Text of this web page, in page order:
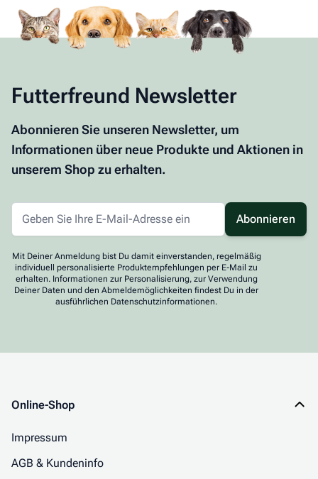
Futterfreund Newsletter
Abonnieren Sie unseren Newsletter, um
Informationen über neue Produkte und Aktionen in
unserem Shop zu erhalten.
Abonnieren
Mit Deiner Anmeldung bist Du damit einverstanden, regelmäßig
individuell personalisierte Produktempfehlungen per E-Mail zu
erhalten. Informationen zur Personalisierung, zur Verwendung
Deiner Daten und den Abmeldemöglichkeiten findest Du in der
ausführlichen Datenschutzinformationen.
Online-Shop
Impressum
AGB & Kundeninfo